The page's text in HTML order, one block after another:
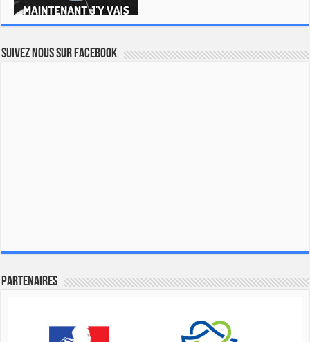
Suivez nous sur Facebook
Partenaires